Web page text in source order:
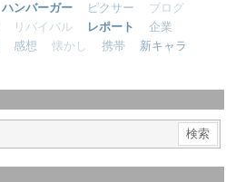
ハンバーガー ピクサー
ブログ
リバイバル レポート
企業
感想 懐かし 携帯
新キャラ